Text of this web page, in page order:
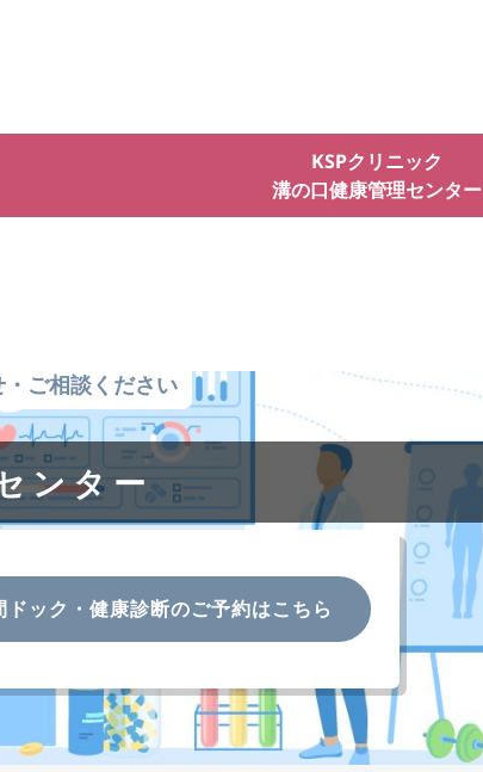
KSPクリニック
溝の口健康管理センター
ご相談ください
ンター
ドック・健康診断のご予約はこちら